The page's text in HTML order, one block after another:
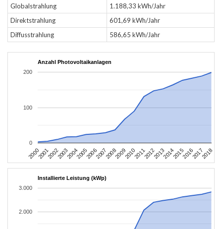
Globalstrahlung
1.188,33 kWh/Jahr
Direktstrahlung
601,69 kWh/Jahr
Diffusstrahlung
586,65 kWh/Jahr
Anzahl Photovoltaikanlagen
2000200120022003200420052006200720082009201020112012201320142015201620172018
0
100
200
Installierte Leistung (kWp)
2.000
3.000